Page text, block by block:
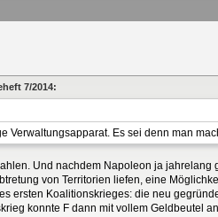
7/2014:
Verwaltungsapparat. Es sei denn man
Und nachdem Napoleon ja
von Territorien liefen, eine
ersten Koalitionskrieges: die neu
konnte F dann mit vollem Geldbeutel